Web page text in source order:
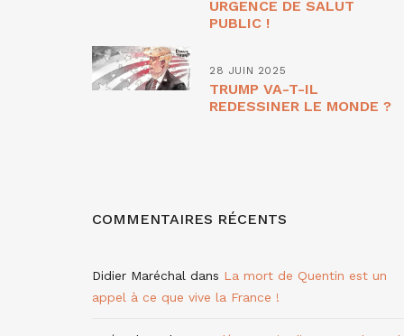
URGENCE DE SALUT
PUBLIC !
28 JUIN 2025
TRUMP VA-T-IL
REDESSINER LE MONDE ?
COMMENTAIRES RÉCENTS
Didier Maréchal dans La mort de Quentin est un
appel à ce que vive la France !